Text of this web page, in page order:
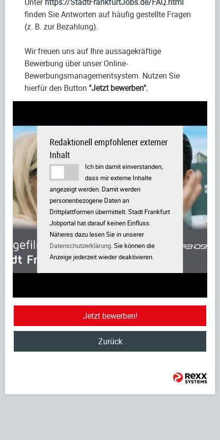
finden Sie Antworten auf häufig gestellte Fragen
(z. B. zur Bezahlung).
Wir freuen uns auf Ihre aussagekräftige
Bewerbung über unser Online-
Bewerbungsmanagementsystem. Nutzen Sie
hierfür den Button "Jetzt bewerben".
Redaktionell empfohlener externer
Inhalt
Ich bin damit einverstanden,
dass mir externe Inhalte
angezeigt werden. Damit werden
personenbezogene Daten an
Drittplattformen übermittelt. Stadt Frankfurt
Jobportal hat darauf keinen Einfluss.
Näheres dazu lesen Sie in unserer
Datenschutzerklärung. Sie können die
Anzeige jederzeit wieder deaktivieren.
Jetzt bewerben!
Zurück